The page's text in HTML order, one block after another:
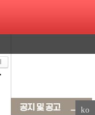
ko